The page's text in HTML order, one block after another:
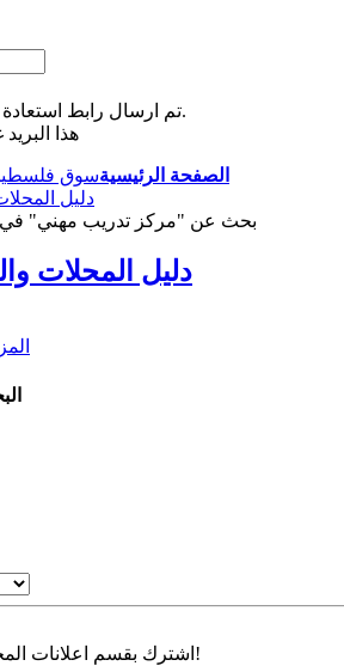
تم ارسال رابط استعادة كلمة المرور الى بريدك بنجاح.
هذا
الصفحة الرئيسية
دليل
بحث عن "مركز تدريب مهني" في
دليل المحلات
اشترك بقسم اعلانات المحلات والمكاتب التجارية مجاناً!